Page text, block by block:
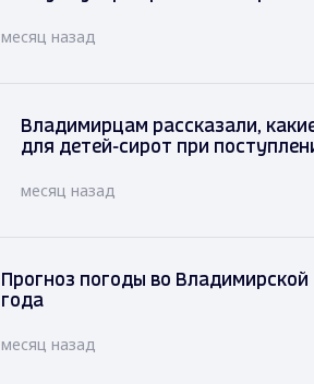
месяц назад
Владимирцам рассказали,
для детей-сирот при
месяц назад
Прогноз погоды во
года
месяц назад